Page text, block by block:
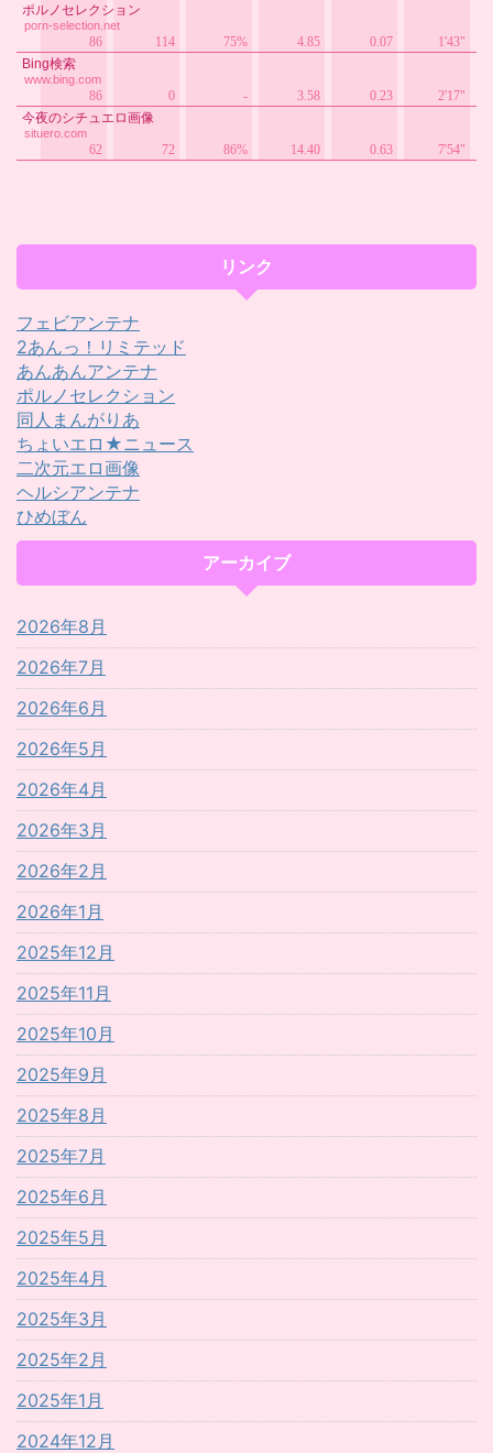
リンク
フェビアンテナ
2あんっ！リミテッド
あんあんアンテナ
ポルノセレクション
同人まんがりあ
ちょいエロ★ニュース
二次元エロ画像
ヘルシアンテナ
ひめぼん
アーカイブ
2026年8月
2026年7月
2026年6月
2026年5月
2026年4月
2026年3月
2026年2月
2026年1月
2025年12月
2025年11月
2025年10月
2025年9月
2025年8月
2025年7月
2025年6月
2025年5月
2025年4月
2025年3月
2025年2月
2025年1月
2024年12月